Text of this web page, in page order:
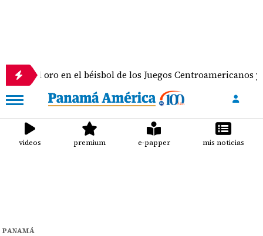
en el béisbol de los Juegos Centroamericanos y del
videos premium e-papper mis noticias
PANAMÁ